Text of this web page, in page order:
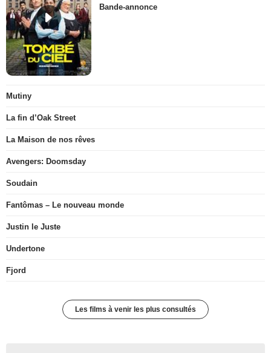
Bande-annonce
Mutiny
La fin d’Oak Street
La Maison de nos rêves
Avengers: Doomsday
Soudain
Fantômas – Le nouveau monde
Justin le Juste
Undertone
Fjord
Les films à venir les plus consultés